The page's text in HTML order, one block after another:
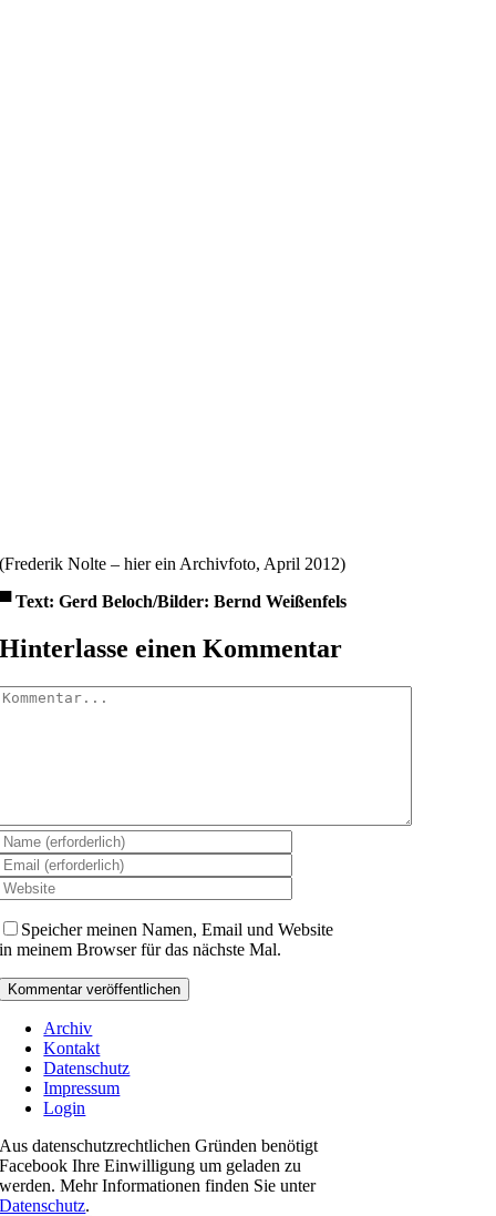
(Frederik Nolte – hier ein Archivfoto, April 2012)
▀Text: Gerd Beloch/Bilder: Bernd Weißenfels
Hinterlasse einen Kommentar
Speicher meinen Namen, Email und Website
in meinem Browser für das nächste Mal.
Archiv
Kontakt
Datenschutz
Impressum
Login
Aus datenschutzrechtlichen Gründen benötigt
Facebook Ihre Einwilligung um geladen zu
werden. Mehr Informationen finden Sie unter
Datenschutz.